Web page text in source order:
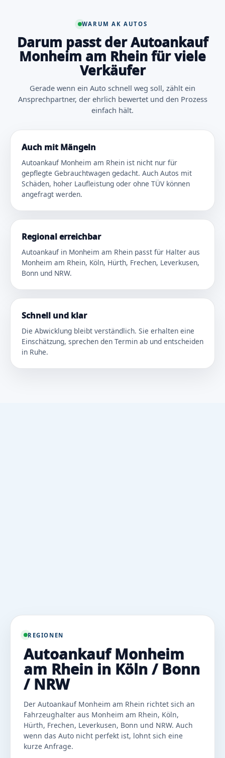
WARUM AK AUTOS
Darum passt der Autoankauf
Monheim am Rhein für viele
Verkäufer
Gerade wenn ein Auto schnell weg soll, zählt ein
Ansprechpartner, der ehrlich bewertet und den Prozess
einfach hält.
Auch mit Mängeln
Autoankauf Monheim am Rhein ist nicht nur für
gepflegte Gebrauchtwagen gedacht. Auch Autos mit
Schäden, hoher Laufleistung oder ohne TÜV können
angefragt werden.
Regional erreichbar
Autoankauf in Monheim am Rhein passt für Halter aus
Monheim am Rhein, Köln, Hürth, Frechen, Leverkusen,
Bonn und NRW.
Schnell und klar
Die Abwicklung bleibt verständlich. Sie erhalten eine
Einschätzung, sprechen den Termin ab und entscheiden
in Ruhe.
REGIONEN
Autoankauf Monheim
am Rhein in Köln / Bonn
/ NRW
Der Autoankauf Monheim am Rhein richtet sich an
Fahrzeughalter aus Monheim am Rhein, Köln,
Hürth, Frechen, Leverkusen, Bonn und NRW. Auch
wenn das Auto nicht perfekt ist, lohnt sich eine
kurze Anfrage.